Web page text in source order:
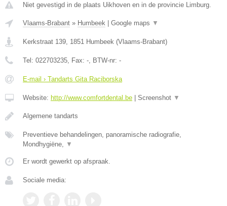
Niet gevestigd in de plaats Uikhoven en in de provincie Limburg.
Vlaams-Brabant » Humbeek Google maps ▼
Kerkstraat 139 1851 Humbeek (Vlaams-Brabant)
Tel: 022703235 , Fax: - , BTW-nr: -
E-mail › Tandarts Gita Raciborska
Website: http://www.comfortdental.be Screenshot ▼
Algemene tandarts
Preventieve behandelingen, panoramische radiografie,
Mondhygiëne,
▼
Er wordt gewerkt op afspraak.
Sociale media: